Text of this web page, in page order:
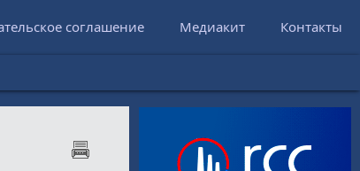
соглашение Медиакит Контакты